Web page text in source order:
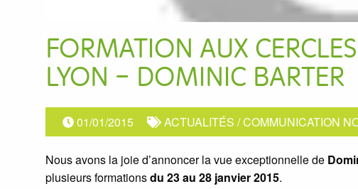
FORMATION AUX
LYON – DOMINIC BARTER
01/01/2015 ACTUALITÉS /COMMUNICATION
Nous avons la joie d’annoncer la vue exceptionnelle de
plusieurs formationsdu 23 au 28 janvier 2015.